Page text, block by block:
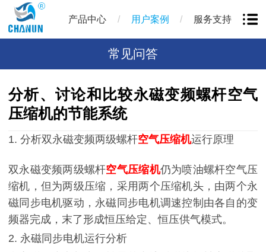
产品中心 / 用户案例 / 服务支持
常见问答
分析、讨论和比较永磁变频螺杆空气
压缩机的节能系统
1. 分析双永磁变频两级螺杆空气压缩机运行原理
双永磁变频两级螺杆空气压缩机仍为喷油螺杆空气压
缩机，但为两级压缩，采用两个压缩机头，由两个永
磁同步电机驱动，永磁同步电机调速控制由各自的变
频器完成，末了形成恒压给定、恒压供气模式。
2. 永磁同步电机运行分析